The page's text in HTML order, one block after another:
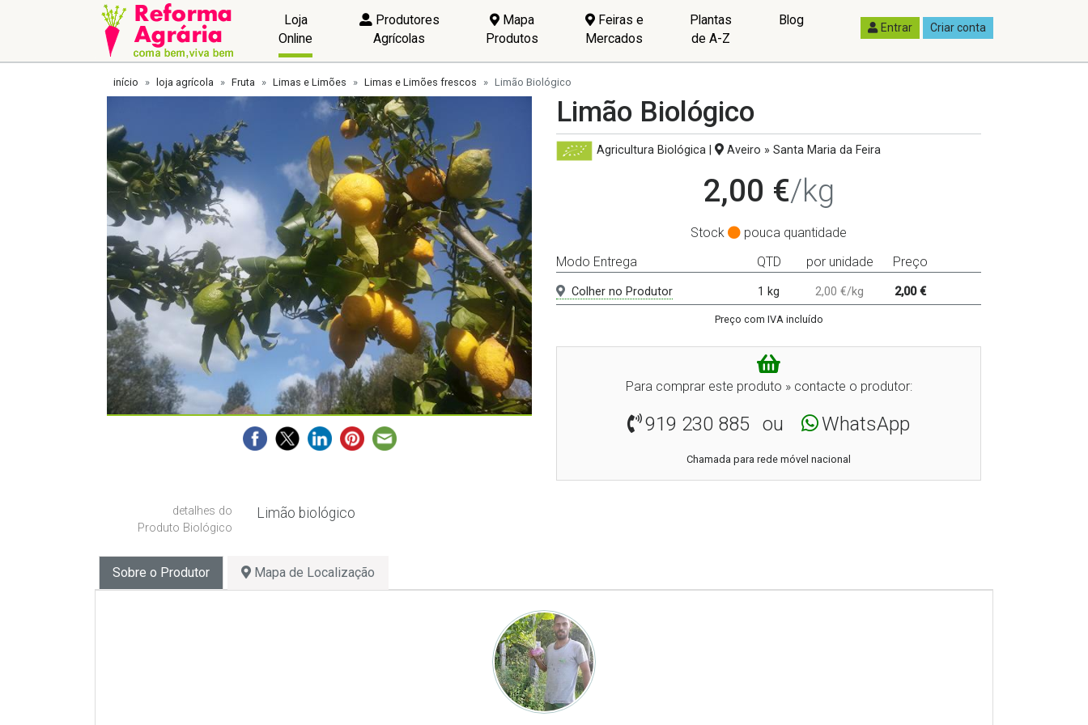
Loja
Online
Produtores
Agrícolas
Mapa
Produtos
Feiras e
Mercados
Plantas
de A-Z
Blog Entrar Criar conta
início loja agrícola Fruta Limas e Limões Limas e Limões frescos Limão Biológico
Limão Biológico
Agricultura Biológica| Aveiro » Santa Maria da Feira
2,00 €/kg
Stock
pouca quantidade
Modo Entrega
QTD por unidade Preço
Colher no Produtor 1 kg 2,00 €/kg 2,00 €
Preço com IVA incluído
Para comprar este produto » contacte o produtor:
919 230 885 ou WhatsApp
Chamada para rede móvel nacional
detalhes do
Produto Biológico
Limão biológico
Sobre o Produtor Mapa de Localização